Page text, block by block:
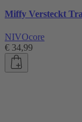
Miffy Versteckt
NIVOcore
€ 34,99